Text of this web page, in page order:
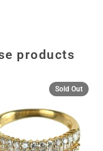
products
Sold Out